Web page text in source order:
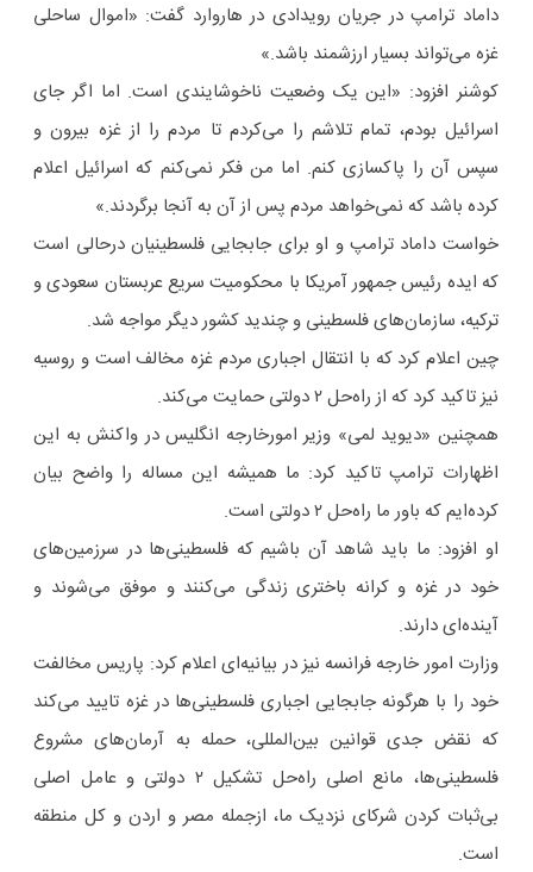
داماد ترامپ در جریان رویدادی در هاروارد گفت: «اموال ساحلی
غزه می‌تواند بسیار ارزشمند باشد.»
کوشنر افزود: «این یک وضعیت ناخوشایندی است. اما اگر جای
اسرائیل بودم، تمام تلاشم را می‌کردم تا مردم را از غزه بیرون و
سپس آن را پاکسازی کنم. اما من فکر نمی‌کنم که اسرائیل اعلام
کرده باشد که نمی‌خواهد مردم پس از آن به آنجا برگردند.»
خواست داماد ترامپ و او برای جابجایی فلسطینیان درحالی است
که ایده رئیس جمهور آمریکا با محکومیت سریع عربستان سعودی و
ترکیه، سازمان‌های فلسطینی و چندید کشور دیگر مواجه شد.
چین اعلام کرد که با انتقال اجباری مردم غزه مخالف است و روسیه
نیز تاکید کرد که از راه‌حل ۲ دولتی حمایت می‌کند.
همچنین «دیوید لمی» وزیر امورخارجه انگلیس در واکنش به این
اظهارات ترامپ تاکید کرد: ما همیشه این مساله را واضح بیان
کرده‌ایم که باور ما راه‌حل ۲ دولتی است.
او افزود: ما باید شاهد آن باشیم که فلسطینی‌ها در سرزمین‌های
خود در غزه و کرانه باختری زندگی می‌کنند و موفق می‌شوند و
آینده‌ای دارند.
وزارت امور خارجه فرانسه نیز در بیانیه‌ای اعلام کرد: پاریس مخالفت
خود را با هرگونه جابجایی اجباری فلسطینی‌ها در غزه تایید می‌کند
که نقض جدی قوانین بین‌المللی، حمله به آرمان‌های مشروع
فلسطینی‌ها، مانع اصلی راه‌حل تشکیل ۲ دولتی و عامل اصلی
بی‌ثبات کردن شرکای نزدیک ما، ازجمله مصر و اردن و کل منطقه
است.